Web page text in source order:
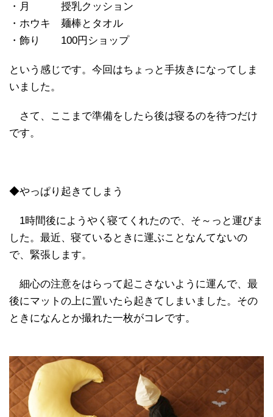
・月 授乳クッション
・ホウキ 麺棒とタオル
・飾り 100円ショップ
という感じです。今回はちょっと手抜きになってしま
いました。
さて、ここまで準備をしたら後は寝るのを待つだけ
です。
◆やっぱり起きてしまう
1時間後にようやく寝てくれたので、そ～っと運びま
した。最近、寝ているときに運ぶことなんてないの
で、緊張します。
細心の注意をはらって起こさないように運んで、最
後にマットの上に置いたら起きてしまいました。その
ときになんとか撮れた一枚がコレです。